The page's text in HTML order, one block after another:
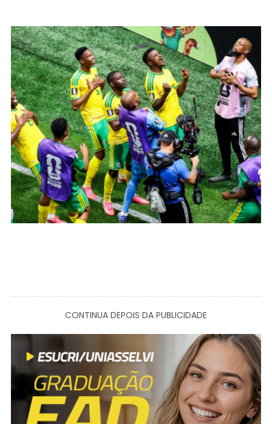
CONTINUA DEPOIS DA PUBLICIDADE